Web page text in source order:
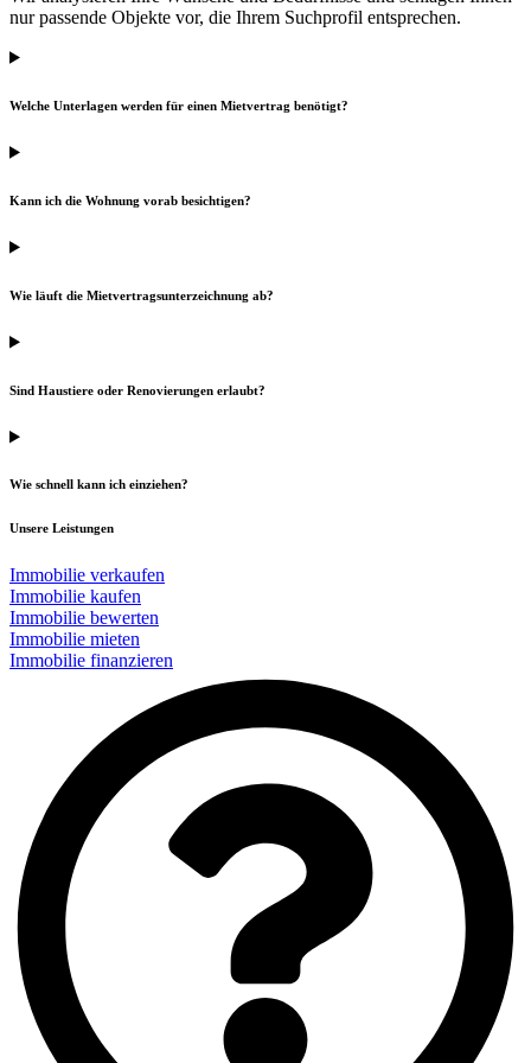
nur passende Objekte vor, die Ihrem Suchprofil entsprechen.
Welche Unterlagen werden für einen Mietvertrag benötigt?
Kann ich die Wohnung vorab besichtigen?
Wie läuft die Mietvertragsunterzeichnung ab?
Sind Haustiere oder Renovierungen erlaubt?
Wie schnell kann ich einziehen?
Unsere Leistungen
Immobilie verkaufen
Immobilie kaufen
Immobilie bewerten
Immobilie mieten
Immobilie finanzieren